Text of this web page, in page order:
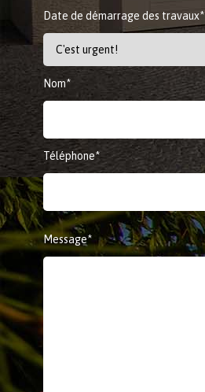
Date de démarrage des travaux*
Nom*
Téléphone*
Message*